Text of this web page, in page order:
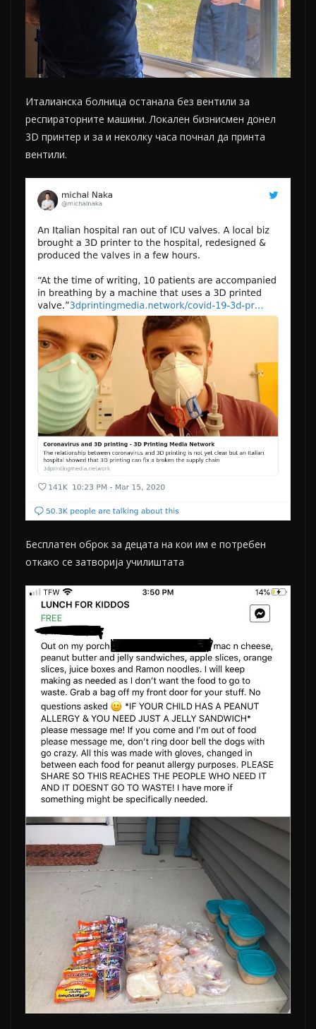
Италианска болница останала без вентили за
респираторните машини. Локален бизнисмен донел
3D принтер и за и неколку часа почнал да принта
вентили.
Бесплатен оброк за децата на кои им е потребен
откако се затворија училиштата